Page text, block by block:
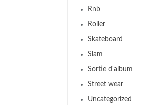
Rnb
Roller
Skateboard
Slam
Sortie d'album
Street wear
Uncategorized